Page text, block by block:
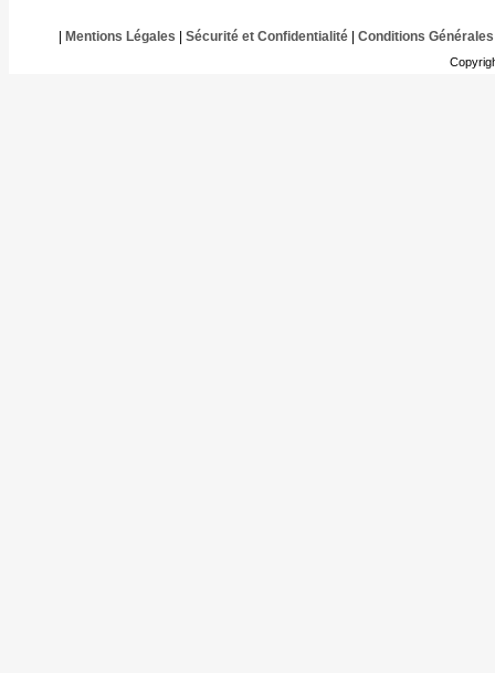
Mentions Légales Sécurité et Confidentialité| Conditions Générales